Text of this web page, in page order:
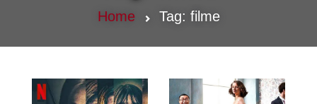
Home Tag: filme